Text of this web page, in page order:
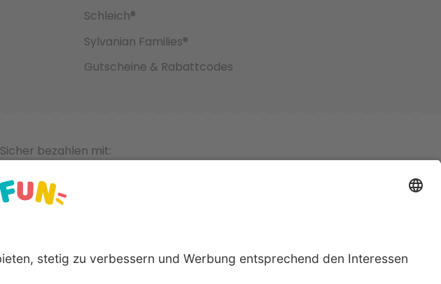
Schleich®
Sylvanian Families®
Gutscheine & Rabattcodes
Sicher bezahlen mit: